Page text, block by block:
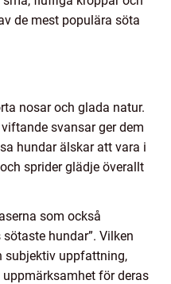
de mest populära söta
nosar och glada natur.
svansar ger dem
hundar älskar att vara i
sprider glädje överallt
som också
hundar”. Vilken
subjektiv uppfattning,
för deras